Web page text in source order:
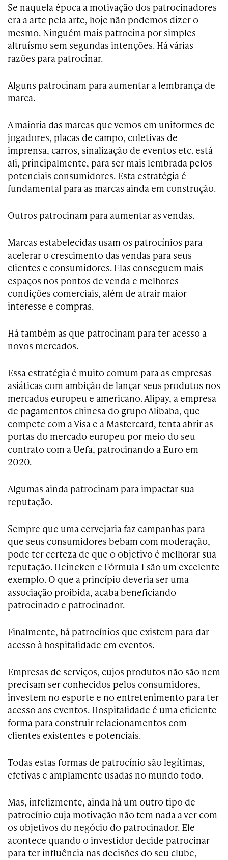
Se naquela época a motivação dos patrocinadores
era a arte pela arte, hoje não podemos dizer o
mesmo. Ninguém mais patrocina por simples
altruísmo sem segundas intenções. Há várias
razões para patrocinar.
Alguns patrocinam para aumentar a lembrança de
marca.
A maioria das marcas que vemos em uniformes de
jogadores, placas de campo, coletivas de
imprensa, carros, sinalização de eventos etc. está
ali, principalmente, para ser mais lembrada pelos
potenciais consumidores. Esta estratégia é
fundamental para as marcas ainda em construção.
Outros patrocinam para aumentar as vendas.
Marcas estabelecidas usam os patrocínios para
acelerar o crescimento das vendas para seus
clientes e consumidores. Elas conseguem mais
espaços nos pontos de venda e melhores
condições comerciais, além de atrair maior
interesse e compras.
Há também as que patrocinam para ter acesso a
novos mercados.
Essa estratégia é muito comum para as empresas
asiáticas com ambição de lançar seus produtos nos
mercados europeu e americano. Alipay, a empresa
de pagamentos chinesa do grupo Alibaba, que
compete com a Visa e a Mastercard, tenta abrir as
portas do mercado europeu por meio do seu
contrato com a Uefa, patrocinando a Euro em
2020.
Algumas ainda patrocinam para impactar sua
reputação.
Sempre que uma cervejaria faz campanhas para
que seus consumidores bebam com moderação,
pode ter certeza de que o objetivo é melhorar sua
reputação. Heineken e Fórmula 1 são um excelente
exemplo. O que a princípio deveria ser uma
associação proibida, acaba beneficiando
patrocinado e patrocinador.
Finalmente, há patrocínios que existem para dar
acesso à hospitalidade em eventos.
Empresas de serviços, cujos produtos não são nem
precisam ser conhecidos pelos consumidores,
investem no esporte e no entretenimento para ter
acesso aos eventos. Hospitalidade é uma eficiente
forma para construir relacionamentos com
clientes existentes e potenciais.
Todas estas formas de patrocínio são legítimas,
efetivas e amplamente usadas no mundo todo.
Mas, infelizmente, ainda há um outro tipo de
patrocínio cuja motivação não tem nada a ver com
os objetivos do negócio do patrocinador. Ele
acontece quando o investidor decide patrocinar
para ter influência nas decisões do seu clube,